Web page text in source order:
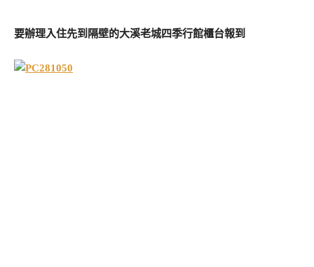
要辦理入住先到隔壁的大溪老城四季行館櫃台報到